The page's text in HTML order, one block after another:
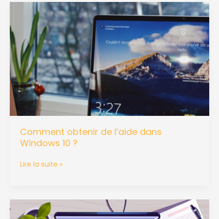
Comment obtenir de l’aide dans
Windows 10 ?
Comment
obtenir
l’aide
dans
Windows
10 ?
Lire la suite »
complet